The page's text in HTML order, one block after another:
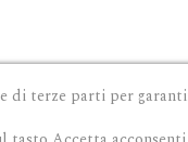
terze parti per